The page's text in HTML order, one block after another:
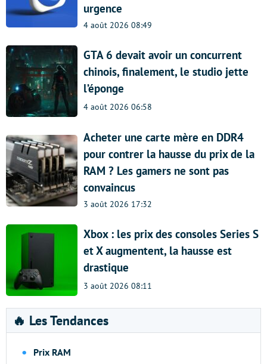
urgence
4 août 2026 08:49
GTA 6 devait avoir un concurrent
chinois, finalement, le studio jette
l’éponge
4 août 2026 06:58
Acheter une carte mère en DDR4
pour contrer la hausse du prix de la
RAM ? Les gamers ne sont pas
convaincus
3 août 2026 17:32
Xbox : les prix des consoles Series S
et X augmentent, la hausse est
drastique
3 août 2026 08:11
🔥 Les Tendances
Prix RAM